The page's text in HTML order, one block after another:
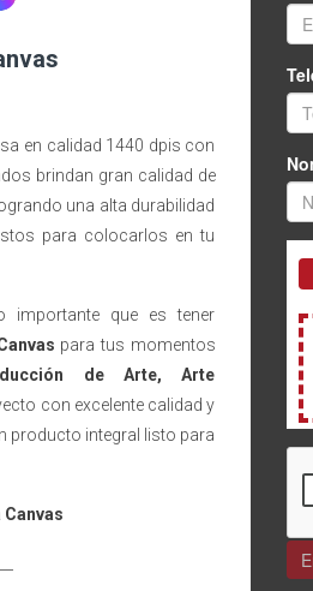
en calidad 1440 dpis con
brindan gran calidad de
una alta durabilidad
para colocarlos en tu
importante que es tener
para tus momentos
de Arte, Arte
con excelente calidad y
producto integral listo para